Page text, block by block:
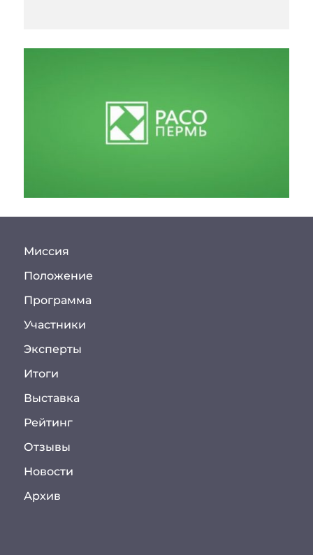
Миссия
Положение
Программа
Участники
Эксперты
Итоги
Выставка
Рейтинг
Отзывы
Новости
Архив